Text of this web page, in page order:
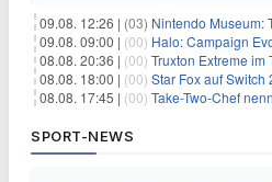
09.08. 12:26 | (03) Nintendo Museum:
09.08. 09:00 | (00) Halo: Campaign
08.08. 20:36 | (00) Truxton Extreme im Test:
08.08. 18:00 | (00) Star Fox auf Switch
08.08. 17:45 | (00) Take-Two-Chef nennt GTA 6
SPORT-NEWS